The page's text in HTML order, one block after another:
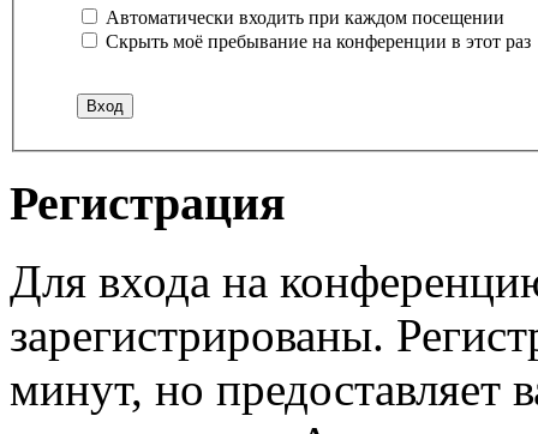
Автоматически входить при каждом посещении
Скрыть моё пребывание на конференции в этот раз
Регистрация
Для входа на
зарегистрированы.
минут, но предоставляет